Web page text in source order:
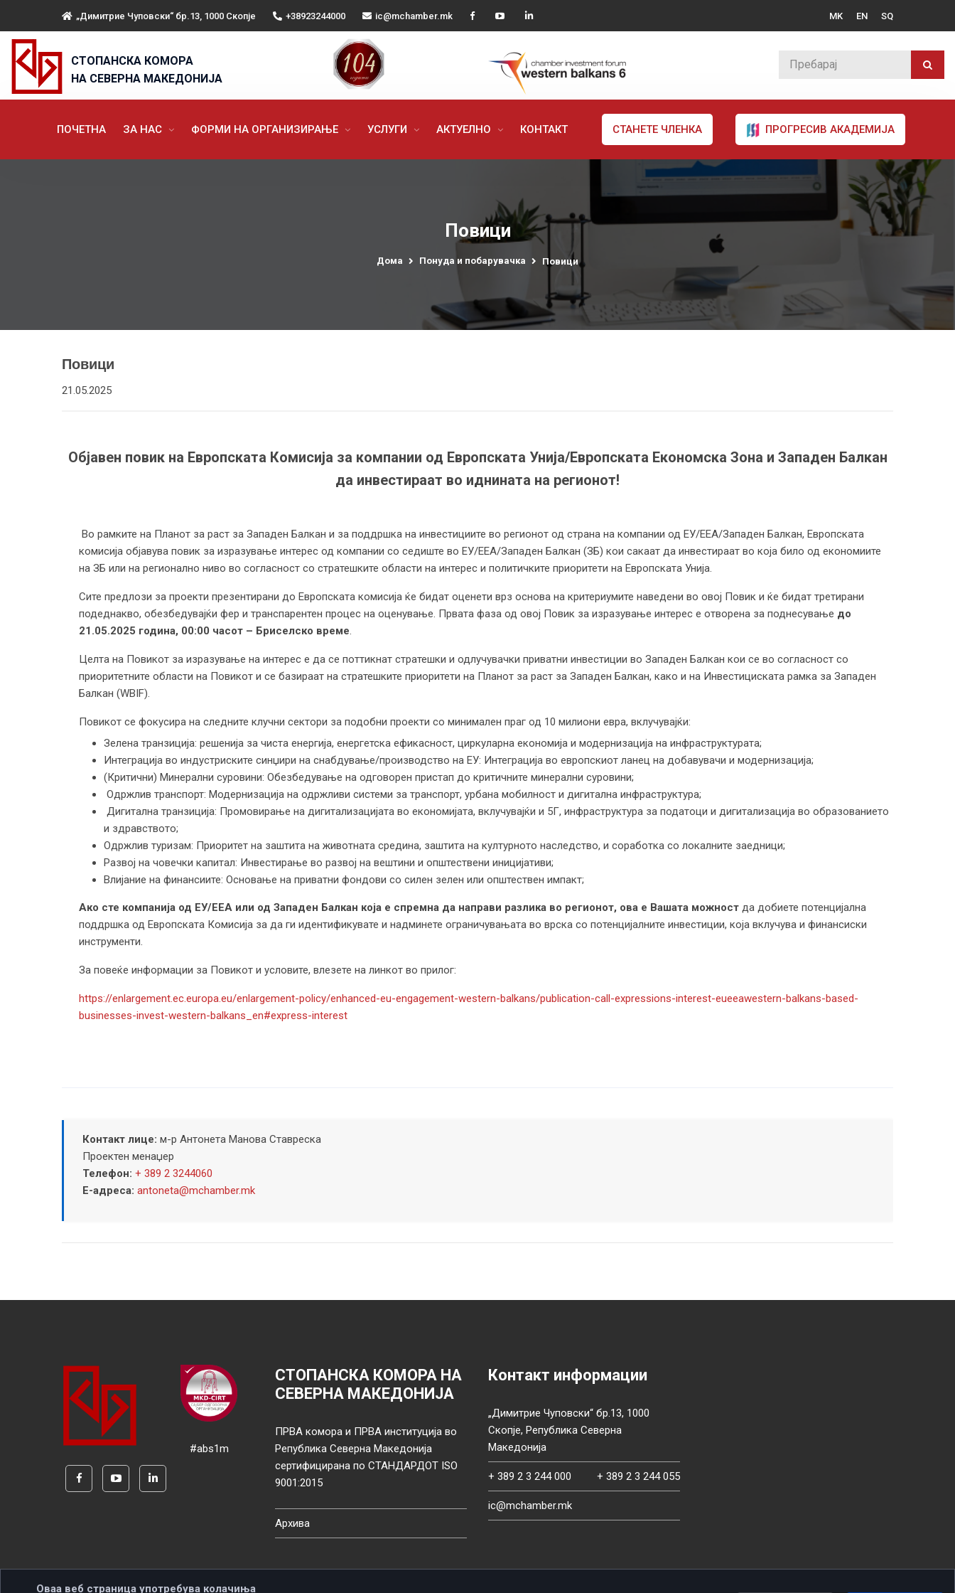
„Димитрие Чуповски“ бр.13, 1000 Скопје +38923244000 ic@mchamber.mk MK EN SQ
СТОПАНСКА КОМОРА
НА СЕВЕРНА МАКЕДОНИЈА
ПОЧЕТНА ЗА НАС ФОРМИ НА ОРГАНИЗИРАЊЕ УСЛУГИ АКТУЕЛНО КОНТАКТ СТАНЕТЕ ЧЛЕНКА ПРОГРЕСИВ АКАДЕМИЈА
Повици
Дома Понуда и побарувачка Повици
Повици
21.05.2025
Објавен повик на Европската Комисија за компании од Европската Унија/Европската Економска Зона и Западен Балкан
да инвестираат во иднината на регионот!
Во рамките на Планот за раст за Западен Балкан и за поддршка на инвестициите во регионот од страна на компании од ЕУ/ЕЕА/Западен Балкан, Европската
комисија објавува повик за изразување интерес од компании со седиште во ЕУ/ЕЕА/Западен Балкан (ЗБ) кои сакаат да инвестираат во која било од економиите
на ЗБ или на регионално ниво во согласност со стратешките области на интерес и политичките приоритети на Европската Унија.
Сите предлози за проекти презентирани до Европската комисија ќе бидат оценети врз основа на критериумите наведени во овој Повик и ќе бидат третирани
подеднакво, обезбедувајќи фер и транспарентен процес на оценување. Првата фаза од овој Повик за изразување интерес е отворена за поднесување до
21.05.2025 година, 00:00 часот – Бриселско време.
Целта на Повикот за изразување на интерес е да се поттикнат стратешки и одлучувачки приватни инвестиции во Западен Балкан кои се во согласност со
приоритетните области на Повикот и се базираат на стратешките приоритети на Планот за раст за Западен Балкан, како и на Инвестициската рамка за Западен
Балкан (WBIF).
Повикот се фокусира на следните клучни сектори за подобни проекти со минимален праг од 10 милиони евра, вклучувајќи:
Зелена транзиција: решенија за чиста енергија, енергетска ефикасност, циркуларна економија и модернизација на инфраструктурата;
Интеграција во индустриските синџири на снабдување/производство на ЕУ: Интеграција во европскиот ланец на добавувачи и модернизација;
(Критични) Минерални суровини: Обезбедување на одговорен пристап до критичните минерални суровини;
Одржлив транспорт: Модернизација на одржливи системи за транспорт, урбана мобилност и дигитална инфраструктура;
Дигитална транзиција: Промовирање на дигитализацијата во економијата, вклучувајќи и 5Г, инфраструктура за податоци и дигитализација во образованието
и здравството;
Одржлив туризам: Приоритет на заштита на животната средина, заштита на културното наследство, и соработка со локалните заедници;
Развој на човечки капитал: Инвестирање во развој на вештини и општествени иницијативи;
Влијание на финансиите: Основање на приватни фондови со силен зелен или општествен импакт;
Ако сте компанија од ЕУ/ЕЕА или од Западен Балкан која е спремна да направи разлика во регионот, ова е Вашата можност да добиете потенцијална
поддршка од Европската Комисија за да ги идентификувате и надминете ограничувањата во врска со потенцијалните инвестиции, која вклучува и финансиски
инструменти.
За повеќе информации за Повикот и условите, влезете на линкот во прилог:
https://enlargement.ec.europa.eu/enlargement-policy/enhanced-eu-engagement-western-balkans/publication-call-expressions-interest-eueeawestern-balkans-based-
businesses-invest-western-balkans_en#express-interest
Контакт лице: м-р Антонета Манова Ставреска
Проектен менаџер
Телефон: + 389 2 3244060
Е-адреса: antoneta@mchamber.mk
#abs1m
СТОПАНСКА КОМОРА НА
СЕВЕРНА МАКЕДОНИЈА
ПРВА комора и ПРВА институција во
Република Северна Македонија
сертифицирана по СТАНДАРДОТ ISO
9001:2015
Архива
Контакт информации
„Димитрие Чуповски“ бр.13, 1000
Скопје, Република Северна
Македонија
+ 389 2 3 244 000 + 389 2 3 244 055
ic@mchamber.mk
Оваа веб страница употребува колачиња